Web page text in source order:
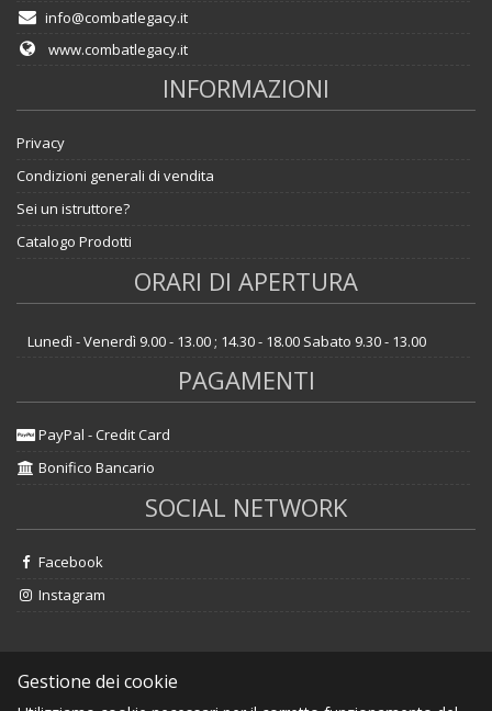
info@combatlegacy.it
www.combatlegacy.it
INFORMAZIONI
Privacy
Condizioni generali di vendita
Sei un istruttore?
Catalogo Prodotti
ORARI DI APERTURA
Lunedì - Venerdì 9.00 - 13.00 ; 14.30 - 18.00 Sabato 9.30 - 13.00
PAGAMENTI
PayPal - Credit Card
Bonifico Bancario
SOCIAL NETWORK
Facebook
Instagram
Gestione dei cookie